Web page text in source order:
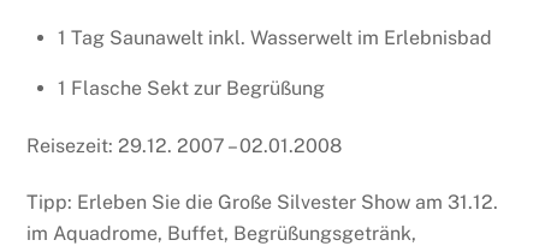
1 Tag Saunawelt inkl. Wasserwelt im Erlebnisbad
1 Flasche Sekt zur Begrüßung
Reisezeit: 29.12. 2007 – 02.01.2008
Tipp: Erleben Sie die Große Silvester Show am 31.12.
im Aquadrome, Buffet, Begrüßungsgetränk,